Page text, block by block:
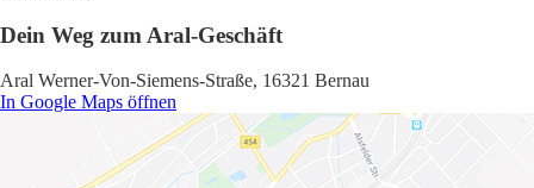
Dein Weg zum Aral-Geschäft
Aral Werner-Von-Siemens-Straße, 16321 Bernau
In Google Maps öffnen